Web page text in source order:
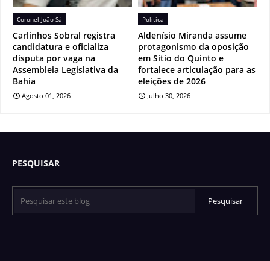
Coronel João Sá
Carlinhos Sobral registra
candidatura e oficializa
disputa por vaga na
Assembleia Legislativa da
Bahia
Agosto 01, 2026
Política
Aldenísio Miranda assume
protagonismo da oposição
em Sítio do Quinto e
fortalece articulação para as
eleições de 2026
Julho 30, 2026
PESQUISAR